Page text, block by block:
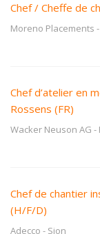
Chef / Cheffe de
Moreno Placements -
Chef d’atelier en
Rossens (FR)
Wacker Neuson AG -
Chef de chantier
(H/F/D)
Adecco - Sion